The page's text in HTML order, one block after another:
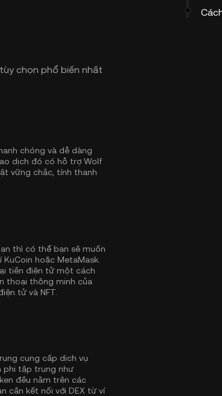
chọn phổ biến nhất
chóng và dễ dàng
dịch đó có hỗ trợ Wolf
vững chắc, tính thanh
thì có thể bạn sẽ muốn
KuCoin hoặc MetaMask.
tiền điện tử một cách
thoại thông minh của
tử và NFT.
cung cấp dịch vụ
phi tập trung như
đều nằm trên các
cần kết nối với DEX từ ví